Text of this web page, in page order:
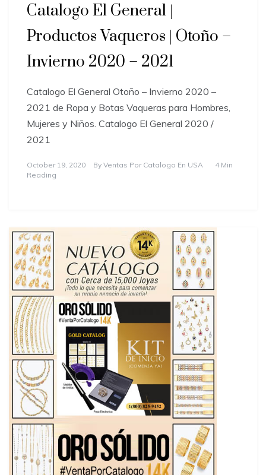
Catalogo El General |
Productos Vaqueros | Otoño –
Invierno 2020 – 2021
Catalogo El General Otoño – Invierno 2020 –
2021 de Ropa y Botas Vaqueras para Hombres,
Mujeres y Niños. Catalogo El General 2020 /
2021
October 19, 2020 By Ventas Por Catalogo En USA
4 Min
Reading